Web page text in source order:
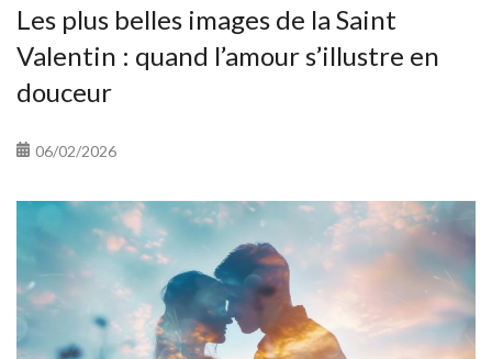
Les plus belles images de la Saint
Valentin : quand l’amour s’illustre en
douceur
06/02/2026